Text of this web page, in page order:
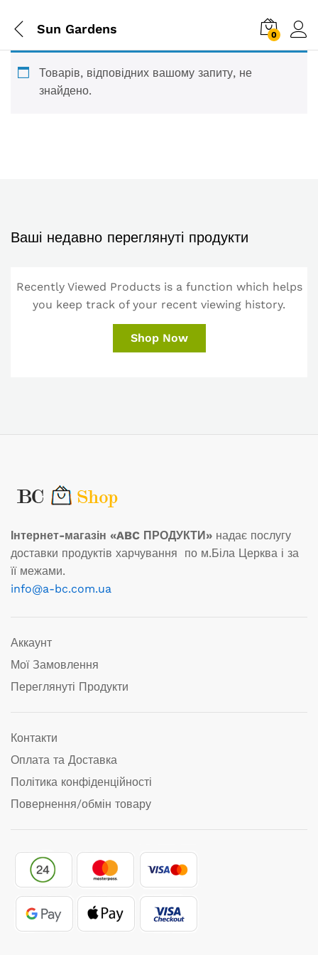
Sun Gardens 0
Товарів, відповідних вашому запиту, не
знайдено.
Ваші недавно переглянуті продукти
Recently Viewed Products is a function which helps
you keep track of your recent viewing history.
Shop Now
Інтернет-магазін «ABC ПРОДУКТИ» надає послугу
доставки продуктів харчування по м.Біла Церква і за
її межами.
info@a-bc.com.ua
Аккаунт
Мої Замовлення
Переглянуті Продукти
Контакти
Оплата та Доставка
Політика конфіденційності
Повернення/обмін товару